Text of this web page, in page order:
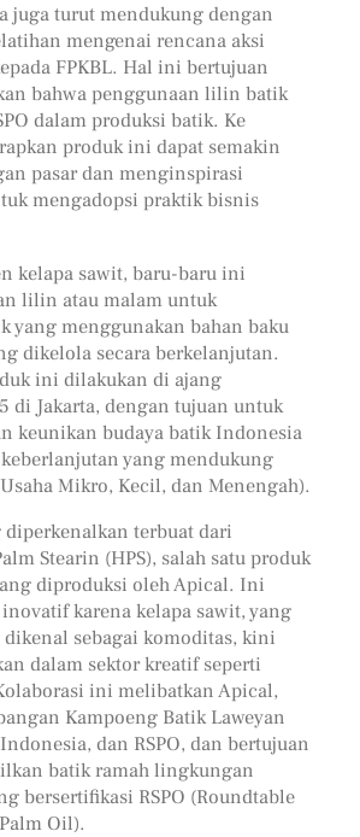
juga turut mendukung dengan
mengenai rencana aksi
FPKBL. Hal ini bertujuan
bahwa penggunaan lilin batik
dalam produksi batik. Ke
produk ini dapat semakin
pasar dan menginspirasi
mengadopsi praktik bisnis
kelapa sawit, baru-baru ini
lilin atau malam untuk
yang menggunakan bahan baku
dikelola secara berkelanjutan.
ini dilakukan di ajang
di Jakarta, dengan tujuan untuk
keunikan budaya batik Indonesia
yang mendukung
Mikro, Kecil, dan Menengah).
terbuat dari
Stearin (HPS), salah satu produk
diproduksi oleh Apical. Ini
karena kelapa sawit, yang
dikenal sebagai komoditas, kini
dalam sektor kreatif seperti
ini melibatkan Apical,
Kampoeng Batik Laweyan
dan RSPO, dan bertujuan
batik ramah lingkungan
bersertifikasi RSPO (Roundtable
Oil).